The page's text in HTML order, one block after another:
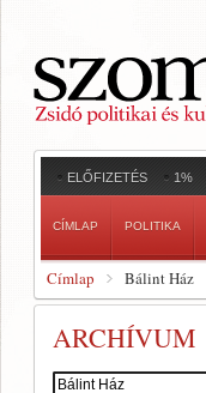
ELŐFIZETÉS 1%
CÍMLAP POLITIKA
Címlap Bálint Ház
ARCHÍVUM
Szerző: